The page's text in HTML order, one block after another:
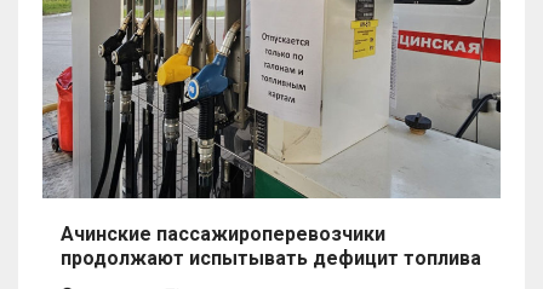
Ачинские пассажироперевозчики
продолжают испытывать дефицит топлива